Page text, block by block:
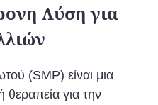
Λύση για
(SMP) είναι μια
θεραπεία για την